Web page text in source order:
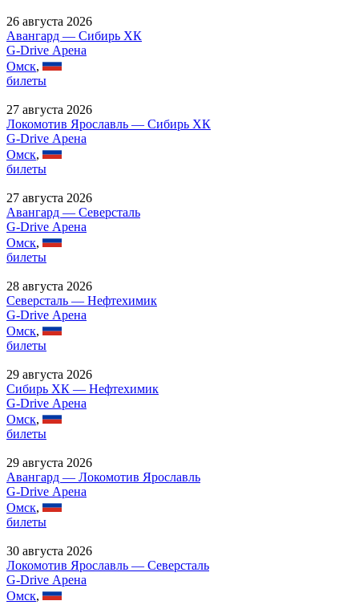
26 августа 2026
Авангард — Сибирь ХК
G-Drive Арена
Омск,
билеты
27 августа 2026
Локомотив Ярославль — Сибирь ХК
G-Drive Арена
Омск,
билеты
27 августа 2026
Авангард — Северсталь
G-Drive Арена
Омск,
билеты
28 августа 2026
Северсталь — Нефтехимик
G-Drive Арена
Омск,
билеты
29 августа 2026
Сибирь ХК — Нефтехимик
G-Drive Арена
Омск,
билеты
29 августа 2026
Авангард — Локомотив Ярославль
G-Drive Арена
Омск,
билеты
30 августа 2026
Локомотив Ярославль — Северсталь
G-Drive Арена
Омск,